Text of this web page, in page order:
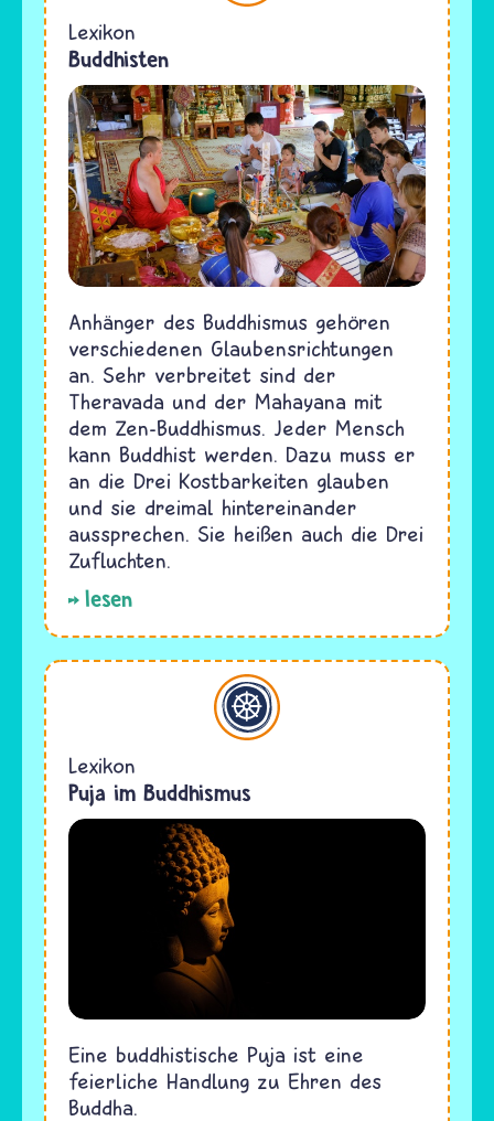
Lexikon
Buddhisten
Anhänger des Buddhismus gehören
verschiedenen Glaubensrichtungen
an. Sehr verbreitet sind der
Theravada und der Mahayana mit
dem Zen-Buddhismus. Jeder Mensch
kann Buddhist werden. Dazu muss er
an die Drei Kostbarkeiten glauben
und sie dreimal hintereinander
aussprechen. Sie heißen auch die Drei
Zufluchten.
lesen
Buddhismus
Lexikon
Puja im Buddhismus
Eine buddhistische Puja ist eine
feierliche Handlung zu Ehren des
Buddha.